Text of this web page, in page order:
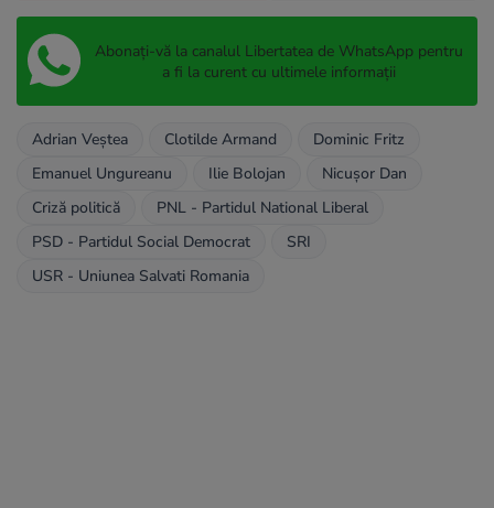
Abonați-vă la canalul Libertatea de WhatsApp pentru
a fi la curent cu ultimele informații
Adrian Veştea Clotilde Armand
Dominic Fritz
Emanuel Ungureanu
Ilie Bolojan
Nicușor Dan
Criză politică
PNL - Partidul National Liberal
PSD - Partidul Social Democrat
SRI
USR - Uniunea Salvati Romania